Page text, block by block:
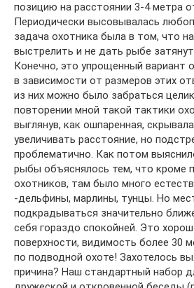
позицию на расстоянии 3-4 метра
Периодически высовывалась
задача охотника была в том, что
выстрелить и не дать рыбе
Конечно, это упрощенный вариант
в зависимости от размеров этих
из них можно было забраться
повторении мной такой тактики
выглянув, как ошпаренная,
увеличивать расстояние, но
проблематично. Как потом
рыбы объяснялось тем, что кроме
охотников, там было много
-дельфины, марлины, тунцы. Но
подкрадываться значительно
себя гораздо спокойней. Это
поверхности, видимость более 30
по подводной охоте! Захотелось
причина? Наш стандартный набор